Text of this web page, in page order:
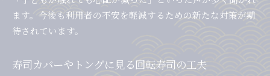
回転寿司のコロナ対策と家庭内感染予防の関係
医学的視点からみる回転寿司の安心ポイント
ます。今後も利用者の不安を軽減するための新たな対策が期
待されています。
寿司カバーやトングに見る回転寿司の工夫